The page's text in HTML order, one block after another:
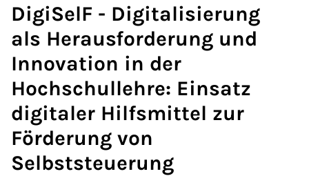
DigiSelF - Digitalisierung
als Herausforderung und
Innovation in der
Hochschullehre: Einsatz
digitaler Hilfsmittel zur
Förderung von
Selbststeuerung